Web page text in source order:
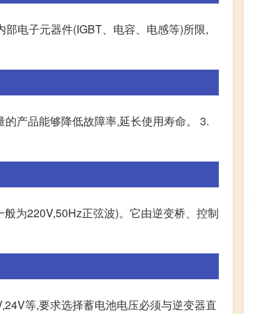
电子元器件(IGBT、电容、电感等)所限,
产品能够降低故障率,延长使用寿命。 3.
为220V,50Hz正弦波)。它由逆变桥、控制
等,要求选择蓄电池电压必须与逆变器直